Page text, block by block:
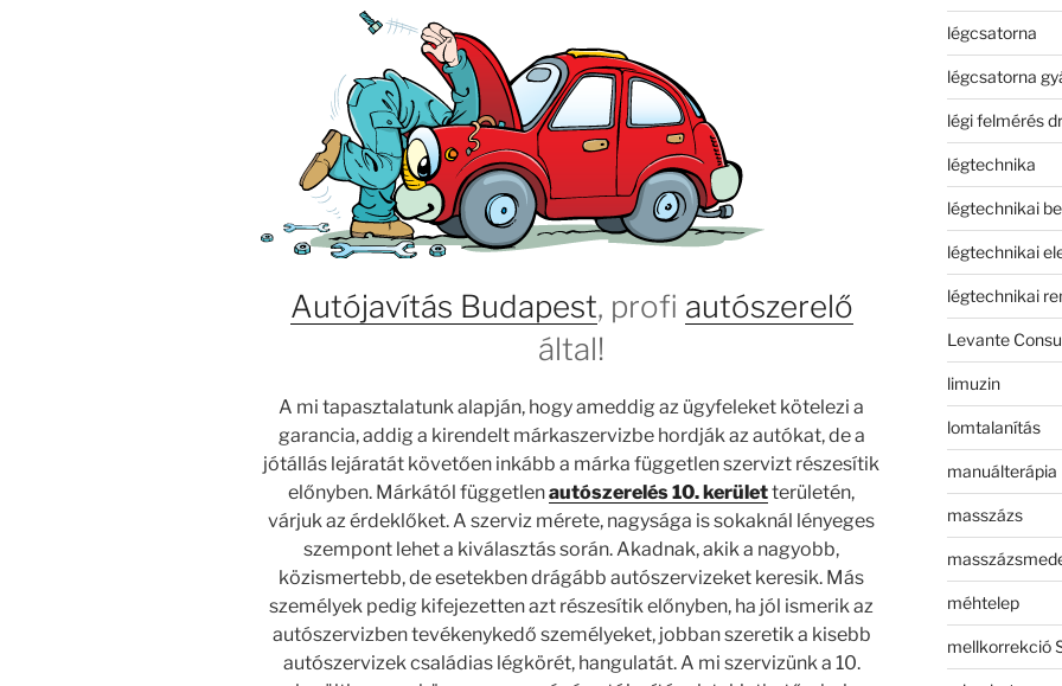
Autójavítás Budapest, profi autószerelő
által!
A mi tapasztalatunk alapján, hogy ameddig az ügyfeleket kötelezi a
garancia, addig a kirendelt márkaszervizbe hordják az autókat, de a
jótállás lejáratát követően inkább a márka független szervizt részesítik
előnyben. Márkától függetlenautószerelés 10. kerületterületén,
várjuk az érdeklőket. A szerviz mérete, nagysága is sokaknál lényeges
szempont lehet a kiválasztás során. Akadnak, akik a nagyobb,
közismertebb, de esetekben drágább autószervizeket keresik. Más
személyek pedig kifejezetten azt részesítik előnyben, ha jól ismerik az
autószervizben tevékenykedő személyeket, jobban szeretik a kisebb
autószervizek családias légkörét, hangulatát. A mi szervizünk a 10.
légcsatorna
légcsatorna
légi felmérés
légtechnika
légtechnikai
légtechnikai
légtechnikai
Levante
limuzin
lomtalanítás
manuálterápia
masszázs
méhtelep
mellkorrekció